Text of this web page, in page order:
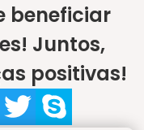
beneficiar
Juntos,
positivas!